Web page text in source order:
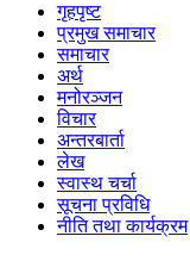
गृहपृष्ट
प्रमुख समाचार
समाचार
अर्थ
मनोरञ्जन
विचार
अन्तरबार्ता
लेख
स्वास्थ चर्चा
सूचना प्रविधि
नीति तथा कार्यक्रम